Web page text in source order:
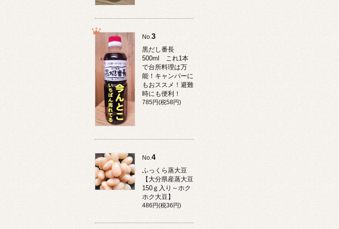
No. 3
黒だし番長
500ml これ1本
で台所料理は万
能！キャンパーに
もおススメ！避難
時にも便利！
785円(税58円)
No. 4
ふっくら蒸大豆
【大分県産蒸大豆
150ｇ入り～ホク
ホク大豆】
486円(税36円)